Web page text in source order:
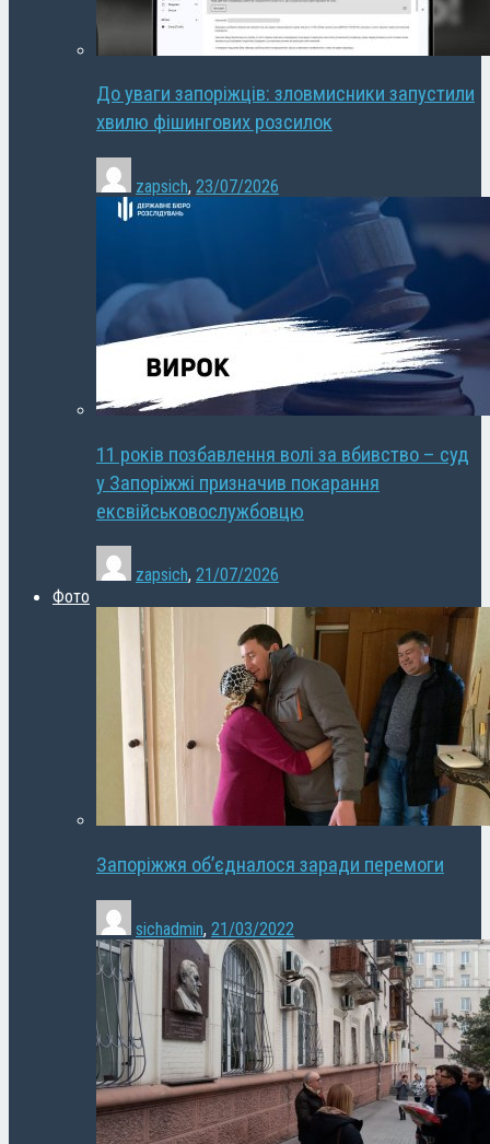
До уваги запоріжців: зловмисники запустили
хвилю фішингових розсилок
zapsich, 23/07/2026
11 років позбавлення волі за вбивство – суд
у Запоріжжі призначив покарання
ексвійськовослужбовцю
zapsich, 21/07/2026
Фото
Запоріжжя об’єдналося заради перемоги
sichadmin, 21/03/2022